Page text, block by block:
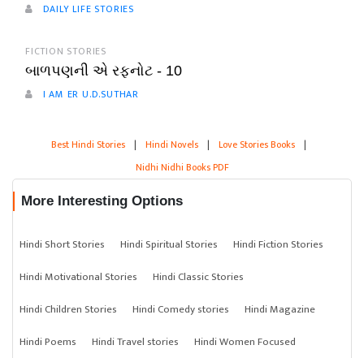
DAILY LIFE STORIES
FICTION STORIES
બાળપણની એ રફનોટ - 10
I AM ER U.D.SUTHAR
Best Hindi Stories | Hindi Novels | Love Stories Books |
Nidhi Nidhi Books PDF
More Interesting Options
Hindi Short Stories Hindi Spiritual Stories
Hindi Fiction Stories
Hindi Motivational Stories
Hindi Classic Stories
Hindi Children Stories
Hindi Comedy stories
Hindi Magazine
Hindi Poems
Hindi Travel stories
Hindi Women Focused